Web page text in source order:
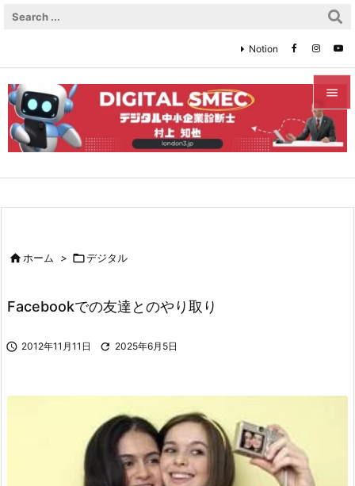


メニュ

Notion
ホーム > デジタル
Facebookでの友達とのやり取り
 2012年11月11日  2025年6月5日